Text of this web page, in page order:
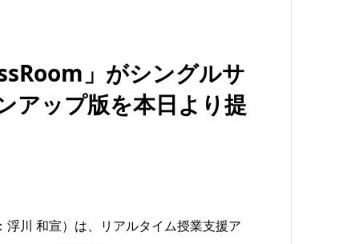
」がシングルサ
アップ版を本日より提
川 和宣）は、リアルタイム授業支援ア